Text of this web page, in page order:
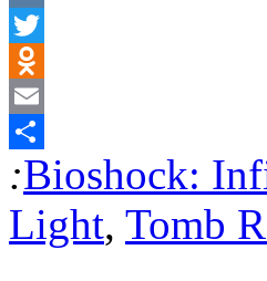
VK
Twitter
Odnoklassniki
Email
Отправить
:Bioshock:
Light, Tomb